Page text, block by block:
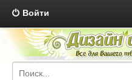
Войти